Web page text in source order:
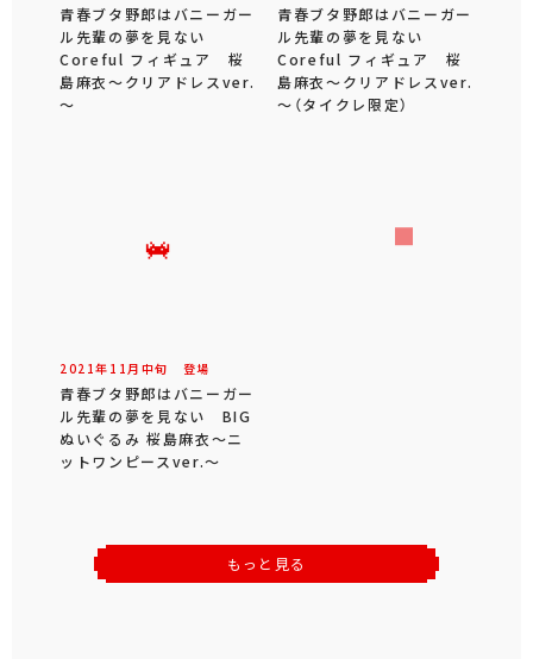
青春ブタ野郎はバニーガー
ル先輩の夢を見ない
Coreful フィギュア 桜
島麻衣～クリアドレスver.
～
青春ブタ野郎はバニーガー
ル先輩の夢を見ない
Coreful フィギュア 桜
島麻衣～クリアドレスver.
～（タイクレ限定）
2021年 11 月 中旬 登場
青春ブタ野郎はバニーガー
ル先輩の夢を見ない BIG
ぬいぐるみ 桜島麻衣～ニ
ットワンピースver.～
もっと見る